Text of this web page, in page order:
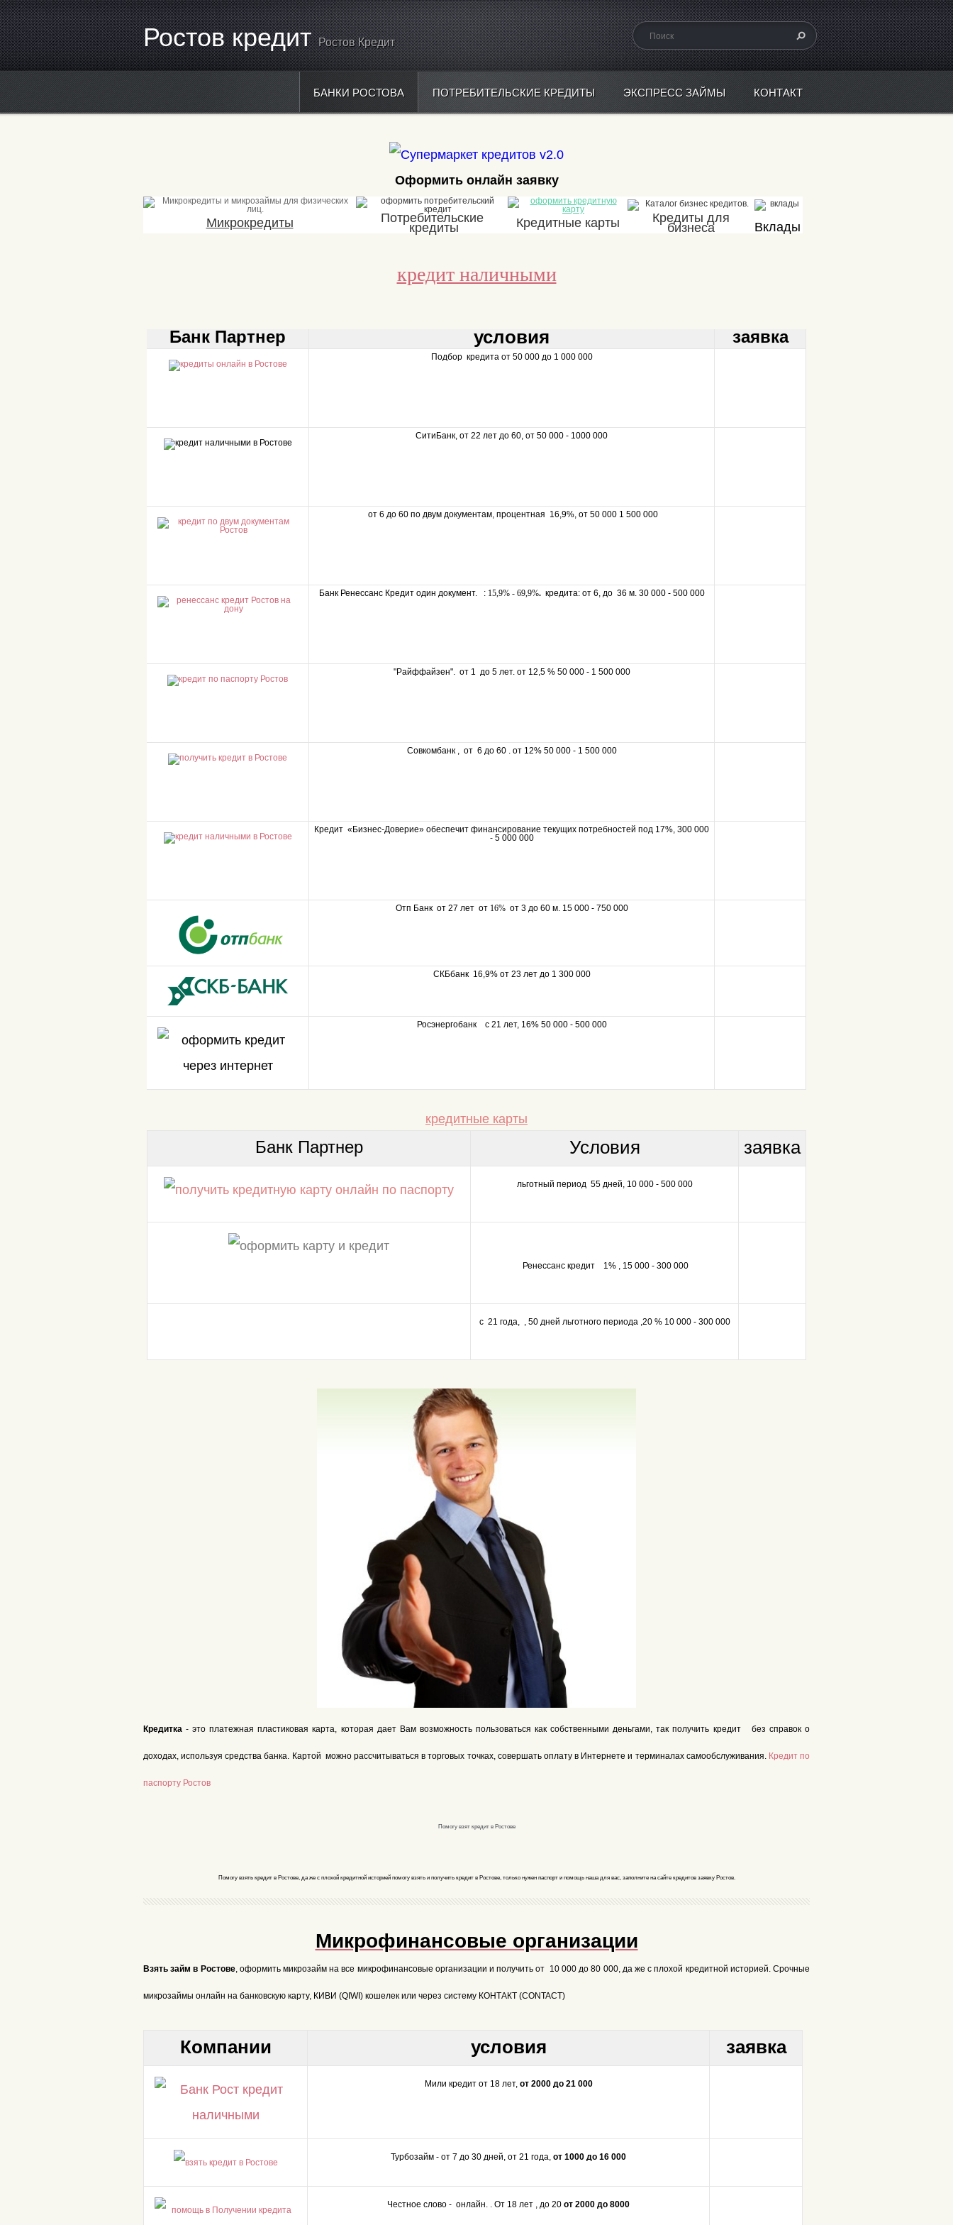
Ростов кредит Ростов Кредит
БАНКИ РОСТОВА ПОТРЕБИТЕЛЬСКИЕ КРЕДИТЫ ЭКСПРЕСС ЗАЙМЫ КОНТАКТ
Оформить онлайн заявку
Микрокредиты Потребительские
кредиты Кредитные карты Кредиты для
бизнеса Вклады
кредит наличными
Банк Партнер условия заявка
Подбор кредита от 50 000 до 1 000 000
СитиБанк, от 22 лет до 60, от 50 000 - 1000 000
от 6 до 60 по двум документам, процентная 16,9%, от 50 000 1 500 000
Банк Ренессанс Кредит один документ. :15,9% - 69,9%. кредита: от 6, до 36 м. 30 000 - 500 000
"Райффайзен". от 1 до 5 лет. от 12,5 % 50 000 - 1 500 000
Совкомбанк , от 6 до 60 . от 12% 50 000 - 1 500 000
Кредит «Бизнес-Доверие» обеспечит финансирование текущих потребностей под 17%, 300 000
- 5 000 000
Отп Банк от 27 лет от16% от 3 до 60 м. 15 000 - 750 000
СКБбанк 16,9% от 23 лет до 1 300 000
Росэнергобанк с 21 лет, 16% 50 000 - 500 000
кредитные карты
Банк Партнер Условия заявка
льготный период 55 дней, 10 000 - 500 000
Ренессанс кредит 1% , 15 000 - 300 000
с 21 года, , 50 дней льготного периода ,20 % 10 000 - 300 000
Кредитка - это платежная пластиковая карта, которая дает Вам возможность пользоваться как собственными деньгами, так получить кредит без справок о
доходах, используя средства банка. Картой можно рассчитываться в торговых точках, совершать оплату в Интернете и терминалах самообслуживания. Кредит по
паспорту Ростов
Помогу взят кредит в Ростове
Помогу взять кредит в Ростове, да же с плохой кредитной историей помогу взять и получить кредит в Ростове, только нужен паспорт и помощь наша для вас, заполните на сайте кредитов заявку Ростов.
Микрофинансовые организации
Взять займ в Ростове, оформить микрозайм на все микрофинансовые организации и получить от 10 000 до 80 000, да же с плохой кредитной историей. Срочные
микрозаймы онлайн на банковскую карту, КИВИ (QIWI) кошелек или через систему КОНТАКТ (CONTACT)
Компании условия заявка
Мили кредит от 18 лет, от 2000 до 21 000
Турбозайм - от 7 до 30 дней, от 21 года, от 1000 до 16 000
Честное слово - онлайн. . От 18 лет , до 20 от 2000 до 8000